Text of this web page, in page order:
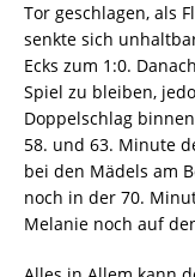
Tor geschlagen, als
senkte sich
Ecks zum 1:0.
Spiel zu bleiben,
Doppelschlag
58. und 63. Minute
bei den Mädels am
noch in der 70.
Melanie noch auf